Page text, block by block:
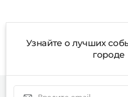
Узнайте о лучших
городе